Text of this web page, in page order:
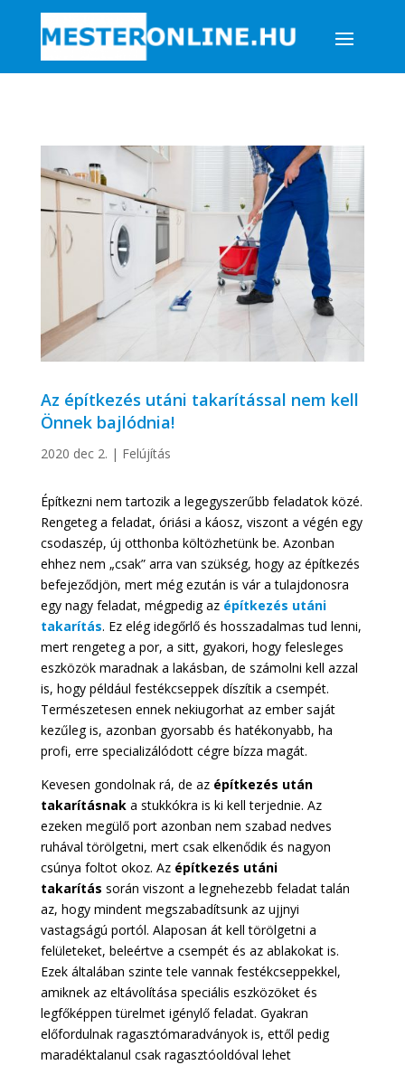
Az építkezés utáni takarítással nem kell
Önnek bajlódnia!
2020 dec 2. | Felújítás
Építkezni nem tartozik a legegyszerűbb feladatok közé.
Rengeteg a feladat, óriási a káosz, viszont a végén egy
csodaszép, új otthonba költözhetünk be. Azonban
ehhez nem „csak” arra van szükség, hogy az építkezés
befejeződjön, mert még ezután is vár a tulajdonosra
egy nagy feladat, mégpedig az építkezés utáni
takarítás. Ez elég idegőrlő és hosszadalmas tud lenni,
mert rengeteg a por, a sitt, gyakori, hogy felesleges
eszközök maradnak a lakásban, de számolni kell azzal
is, hogy például festékcseppek díszítik a csempét.
Természetesen ennek nekiugorhat az ember saját
kezűleg is, azonban gyorsabb és hatékonyabb, ha
profi, erre specializálódott cégre bízza magát.
Kevesen gondolnak rá, de az építkezés után
takarításnaka stukkókra is ki kell terjednie. Az
ezeken megülő port azonban nem szabad nedves
ruhával törölgetni, mert csak elkenődik és nagyon
csúnya foltot okoz. Azépítkezés utáni
takarítás során viszont a legnehezebb feladat talán
az, hogy mindent megszabadítsunk az ujjnyi
vastagságú portól. Alaposan át kell törölgetni a
felületeket, beleértve a csempét és az ablakokat is.
Ezek általában szinte tele vannak festékcseppekkel,
amiknek az eltávolítása speciális eszközöket és
legfőképpen türelmet igénylő feladat. Gyakran
előfordulnak ragasztómaradványok is, ettől pedig
maradéktalanul csak ragasztóoldóval lehet